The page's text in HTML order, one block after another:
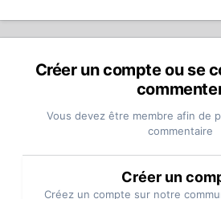
Créer un compte ou se
Vous devez être membre afin de
commentaire
Créer un
Créez un compte sur notre